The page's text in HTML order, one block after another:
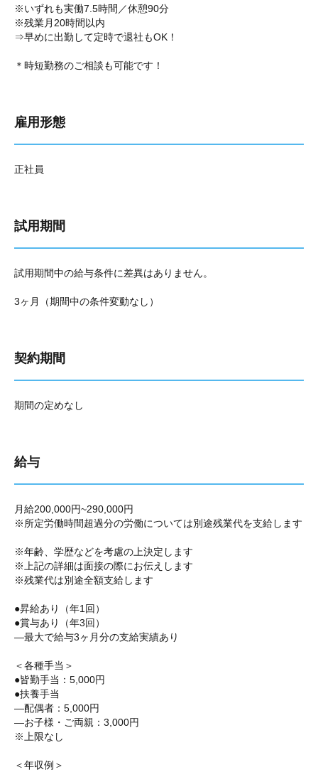
※いずれも実働7.5時間／休憩90分
※残業月20時間以内
⇒早めに出勤して定時で退社もOK！
＊時短勤務のご相談も可能です！
雇用形態
正社員
試用期間
試用期間中の給与条件に差異はありません。
3ヶ月（期間中の条件変動なし）
契約期間
期間の定めなし
給与
月給200,000円~290,000円
※所定労働時間超過分の労働については別途残業代を支給します
※年齢、学歴などを考慮の上決定します
※上記の詳細は面接の際にお伝えします
※残業代は別途全額支給します
●昇給あり（年1回）
●賞与あり（年3回）
―最大で給与3ヶ月分の支給実績あり
＜各種手当＞
●皆勤手当：5,000円
●扶養手当
―配偶者：5,000円
―お子様・ご両親：3,000円
※上限なし
＜年収例＞